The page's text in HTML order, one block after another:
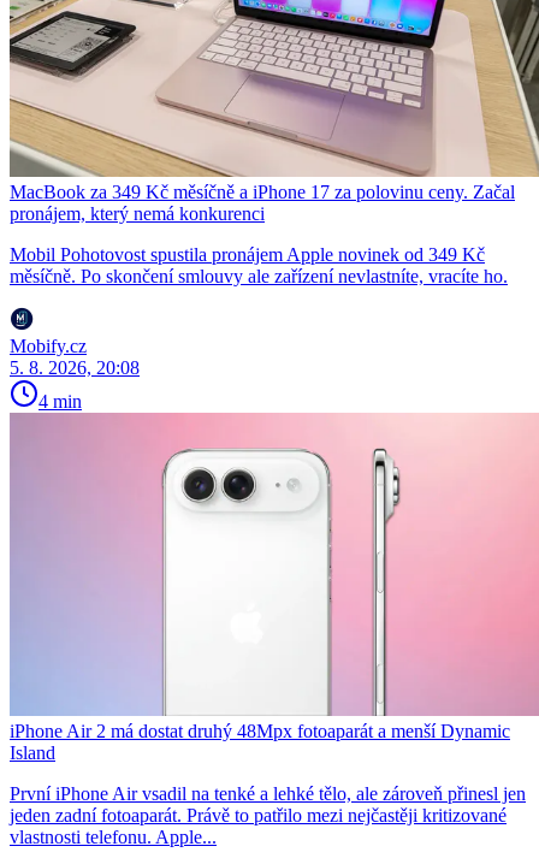
MacBook za 349 Kč měsíčně a iPhone 17 za polovinu ceny. Začal
pronájem, který nemá konkurenci
Mobil Pohotovost spustila pronájem Apple novinek od 349 Kč
měsíčně. Po skončení smlouvy ale zařízení nevlastníte, vracíte ho.
Mobify.cz
5. 8. 2026, 20:08
4 min
iPhone Air 2 má dostat druhý 48Mpx fotoaparát a menší Dynamic
Island
První iPhone Air vsadil na tenké a lehké tělo, ale zároveň přinesl jen
jeden zadní fotoaparát. Právě to patřilo mezi nejčastěji kritizované
vlastnosti telefonu. Apple...